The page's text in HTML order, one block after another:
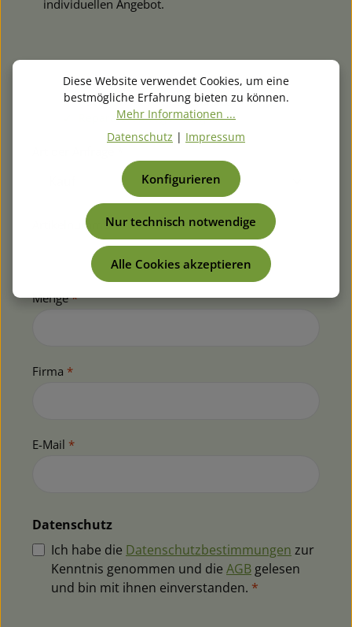
individuellen Angebot.
✓ Antwort am selben Tag (Werktage)
✓ Auch für Sammel- & Großbestellungen
✓ Reparaturanfragen möglich
Artikelnummer*
Menge*
Firma *
E-Mail *
Datenschutz
Ich habe die Datenschutzbestimmungen zur
Kenntnis genommen und die AGB gelesen
und bin mit ihnen einverstanden. *
Diese Website verwendet Cookies, um eine
bestmögliche Erfahrung bieten zu können.
Mehr Informationen ...
Datenschutz | Impressum
Nur technisch notwendige
Konfigurieren
Alle Cookies akzeptieren